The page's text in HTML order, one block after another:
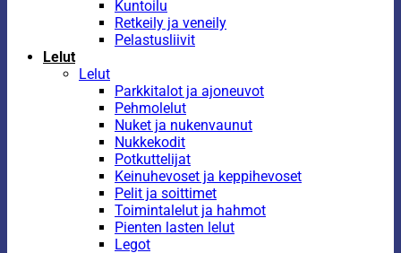
Kuntoilu
Retkeily ja veneily
Pelastusliivit
Lelut
Lelut
Parkkitalot ja ajoneuvot
Pehmolelut
Nuket ja nukenvaunut
Nukkekodit
Potkuttelijat
Keinuhevoset ja keppihevoset
Pelit ja soittimet
Toimintalelut ja hahmot
Pienten lasten lelut
Legot